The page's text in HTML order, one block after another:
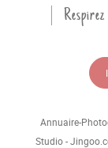
Annuaire-
Studio -